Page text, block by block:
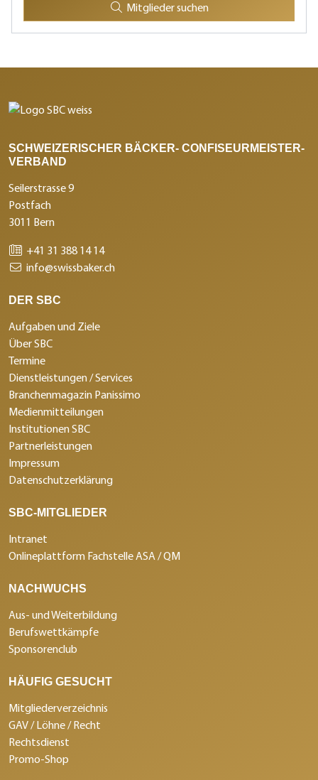
Mitglieder suchen
SCHWEIZERISCHER BÄCKER- CONFISEURMEISTER-
VERBAND
Seilerstrasse 9
Postfach
3011 Bern
+41 31 388 14 14
info@swissbaker.ch
DER SBC
Aufgaben und Ziele
Über SBC
Termine
Dienstleistungen / Services
Branchenmagazin Panissimo
Medienmitteilungen
Institutionen SBC
Partnerleistungen
Impressum
Datenschutzerklärung
SBC-MITGLIEDER
Intranet
Onlineplattform Fachstelle ASA / QM
NACHWUCHS
Aus- und Weiterbildung
Berufswettkämpfe
Sponsorenclub
HÄUFIG GESUCHT
Mitgliederverzeichnis
GAV / Löhne / Recht
Rechtsdienst
Promo-Shop